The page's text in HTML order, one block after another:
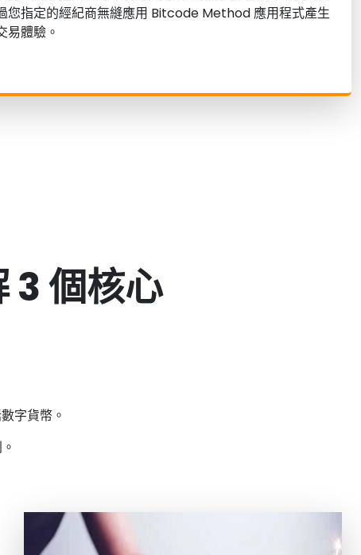
您指定的經紀商無縫應用 Bitcode Method 應用程式產生
易體驗。
個核心
字貨幣。